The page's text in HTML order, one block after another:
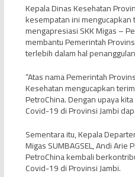
Kepala Dinas Kesehatan
kesempatan ini mengucapkan
mengapresiasi SKK Migas –
membantu Pemerintah
terlebih dalam hal
“Atas nama Pemerintah
Kesehatan mengucapkan
PetroChina. Dengan upaya
Covid-19 di Provinsi Jambi
Sementara itu, Kepala
Migas SUMBAGSEL, Andi Arie
PetroChina kembali
Covid-19 di Provinsi Jambi.